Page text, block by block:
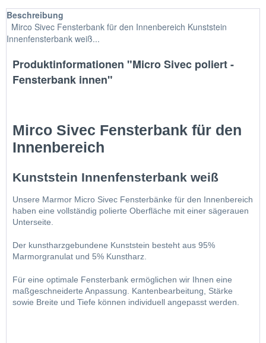
Beschreibung
Mirco Sivec Fensterbank für den Innenbereich Kunststein
Innenfensterbank weiß...
Produktinformationen "Micro Sivec poliert -
Fensterbank innen"
Mirco Sivec Fensterbank für den
Innenbereich
Kunststein Innenfensterbank weiß
Unsere Marmor Micro Sivec Fensterbänke für den Innenbereich
haben eine vollständig polierte Oberfläche mit einer sägerauen
Unterseite.
Der kunstharzgebundene Kunststein besteht aus 95%
Marmorgranulat und 5% Kunstharz.
Für eine optimale Fensterbank ermöglichen wir Ihnen eine
maßgeschneiderte Anpassung. Kantenbearbeitung, Stärke
sowie Breite und Tiefe können individuell angepasst werden.